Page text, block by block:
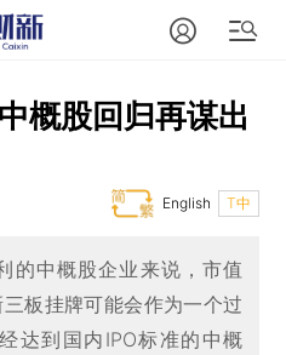
概股回归再谋出
T中
English
的中概股企业来说，市值
板挂牌可能会作为一个过
达到国内IPO标准的中概